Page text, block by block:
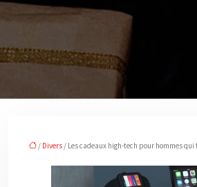
/ Divers / Les cadeaux high-tech pour hommes